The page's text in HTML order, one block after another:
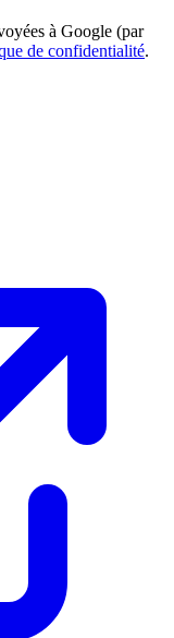
à Google (par
de confidentialité.